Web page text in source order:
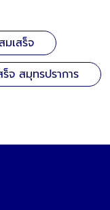
เสร็จ
จ สมุทรปราการ